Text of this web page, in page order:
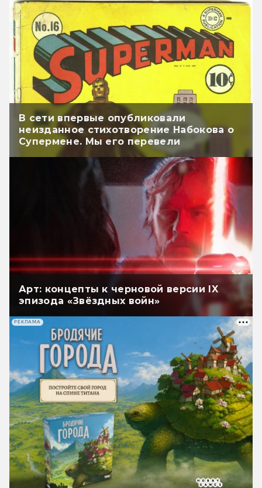
В сети впервые опубликовали
неизданное стихотворение Набокова о
Супермене. Мы его перевели
Арт: концепты к черновой версии IX
эпизода «Звёздных войн»
РЕКЛАМА